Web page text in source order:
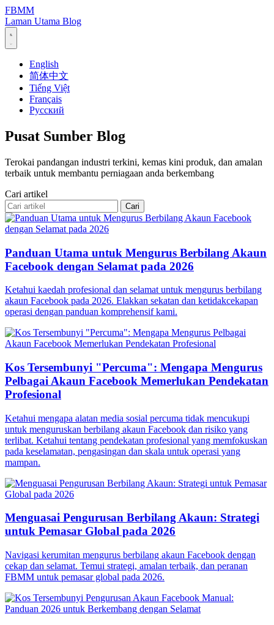
FBMM
Laman Utama Blog
English
简体中文
Tiếng Việt
Français
Русский
Pusat Sumber Blog
Terokai pandangan industri terkini, kemas kini produk, dan amalan
terbaik untuk membantu perniagaan anda berkembang
Cari artikel
Cari
Panduan Utama untuk Mengurus Berbilang Akaun
Facebook dengan Selamat pada 2026
Ketahui kaedah profesional dan selamat untuk mengurus berbilang
akaun Facebook pada 2026. Elakkan sekatan dan ketidakcekapan
operasi dengan panduan komprehensif kami.
Kos Tersembunyi "Percuma": Mengapa Mengurus
Pelbagai Akaun Facebook Memerlukan Pendekatan
Profesional
Ketahui mengapa alatan media sosial percuma tidak mencukupi
untuk menguruskan berbilang akaun Facebook dan risiko yang
terlibat. Ketahui tentang pendekatan profesional yang memfokuskan
pada keselamatan, pengasingan dan skala untuk operasi yang
mampan.
Menguasai Pengurusan Berbilang Akaun: Strategi
untuk Pemasar Global pada 2026
Navigasi kerumitan mengurus berbilang akaun Facebook dengan
cekap dan selamat. Temui strategi, amalan terbaik, dan peranan
FBMM untuk pemasar global pada 2026.